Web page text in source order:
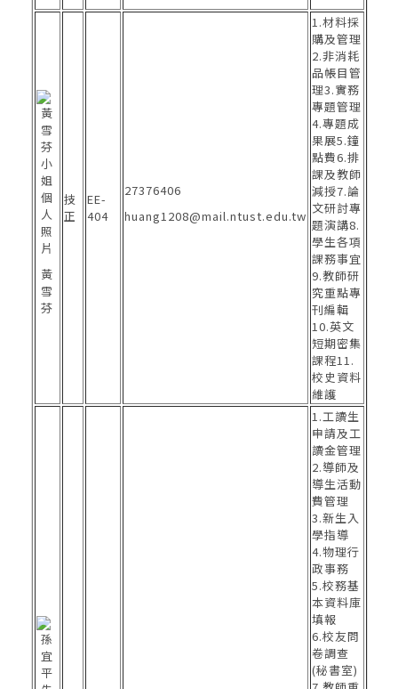
黃
雪
芬
技
正
EE-
404
27376406
huang1208@mail.ntust.edu.tw
1.材料採
購及管理
2.非消耗
品帳目管
理3.實務
專題管理
4.專題成
果展5.鐘
點費6.排
課及教師
減授7.論
文研討專
題演講8.
學生各項
課務事宜
9.教師研
究重點專
刊編輯
10.英文
短期密集
課程11.
校史資料
維護
1.工讀生
申請及工
讀金管理
2.導師及
導生活動
費管理
3.新生入
學指導
4.物理行
政事務
5.校務基
本資料庫
填報
6.校友問
卷調查
(秘書室)